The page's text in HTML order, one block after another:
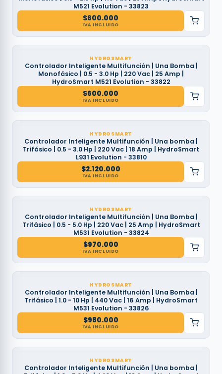
M521 Evolution - 33823
$600.000
IVA INCLUIDO
HYDROSMART
Controlador Inteligente Multifunción | Una Bomba |
Monofásico | 0.5 - 3.0 Hp | 220 Vac | 25 Amp |
HydroSmart M521 Evolution - 33822
$600.000
IVA INCLUIDO
HYDROSMART
Controlador Inteligente Multifunción | Una bomba |
Trifásico | 0.5 - 3.0 Hp | 220 Vac | 18 Amp | HydroSmart
L931 Evolution - 33810
$2.120.000
IVA INCLUIDO
HYDROSMART
Controlador Inteligente Multifunción | Una Bomba |
Trifásico | 0.5 - 5.0 Hp | 220 Vac | 25 Amp | HydroSmart
M531 Evolution - 33824
$970.000
IVA INCLUIDO
HYDROSMART
Controlador Inteligente Multifunción | Una Bomba |
Trifásico | 1.0 - 10 Hp | 440 Vac | 16 Amp | HydroSmart
M531 Evolution - 33826
$980.000
IVA INCLUIDO
HYDROSMART
Controlador Inteligente Multifunción | Una bomba |